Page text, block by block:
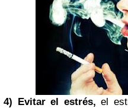
4) Evitar el estrés, el